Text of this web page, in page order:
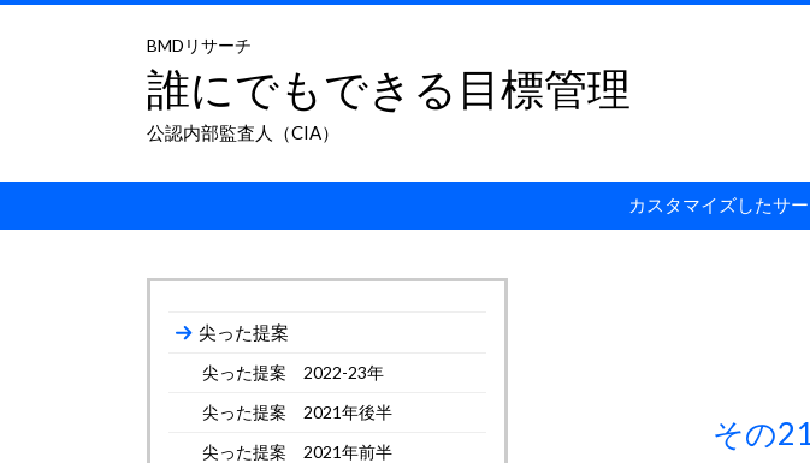
BMDリサーチ
誰にでもできる目標管理
公認内部監査人（CIA）
カスタマイズしたサ
そ
尖った提案
尖った提案 2022-23年
尖った提案 2021年後半
尖った提案 2021年前半